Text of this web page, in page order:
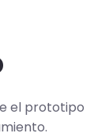
el prototipo